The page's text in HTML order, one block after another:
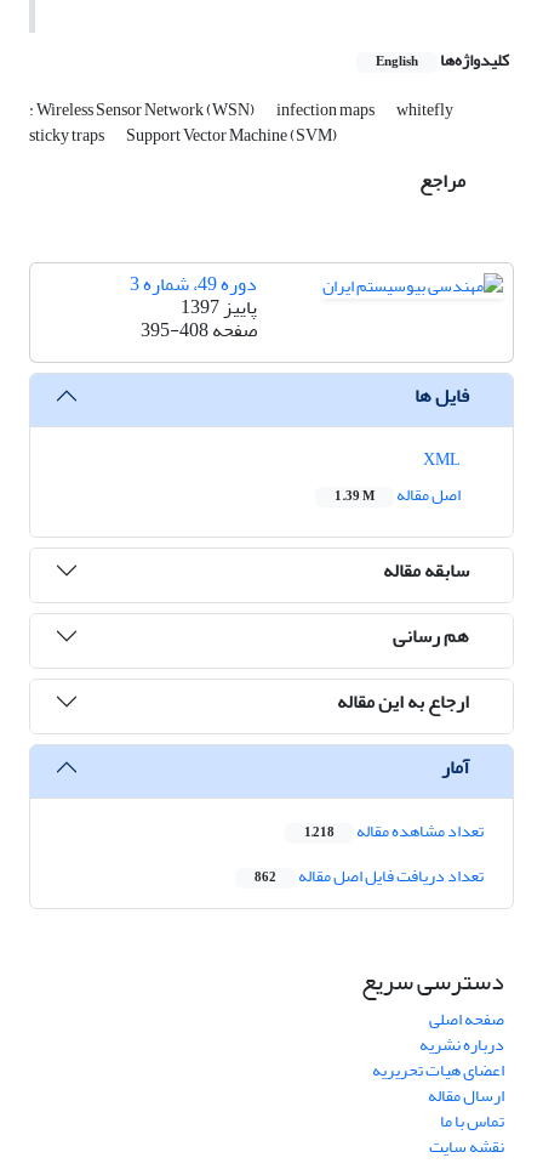
کلیدواژه‌ها English
: Wireless Sensor Network (WSN) infection maps whitefly
sticky traps Support Vector Machine (SVM)
مراجع
دوره 49، شماره 3
پاییز 1397
صفحه395-408
فایل ها
اصل مقاله
1.39 M
سابقه مقاله
هم رسانی
ارجاع به این مقاله
آمار
تعداد مشاهده مقاله 1,218
تعداد دریافت فایل اصل مقاله 862
دسترسی سریع
صفحه اصلی
درباره نشریه
اعضای هیات تحریریه
ارسال مقاله
تماس با ما
نقشه سایت